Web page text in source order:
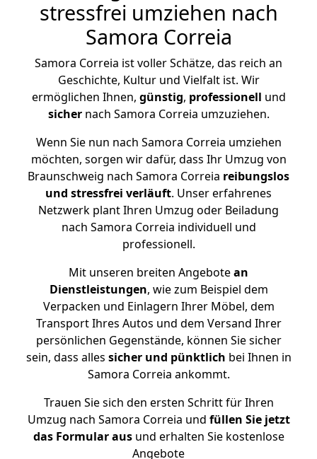
stressfrei umziehen nach
Samora Correia
Samora Correia ist voller Schätze, das reich an
Geschichte, Kultur und Vielfalt ist. Wir
ermöglichen Ihnen, günstig, professionell und
sichernach Samora Correia umzuziehen.
Wenn Sie nun nach Samora Correia umziehen
möchten, sorgen wir dafür, dass Ihr Umzug von
Braunschweig nach Samora Correia reibungslos
und stressfrei verläuft. Unser erfahrenes
Netzwerk plant Ihren Umzug oder Beiladung
nach Samora Correia individuell und
professionell.
Mit unseren breiten Angebotean
Dienstleistungen, wie zum Beispiel dem
Verpacken und Einlagern Ihrer Möbel, dem
Transport Ihres Autos und dem Versand Ihrer
persönlichen Gegenstände, können Sie sicher
sein, dass alles sicher und pünktlich bei Ihnen in
Samora Correia ankommt.
Trauen Sie sich den ersten Schritt für Ihren
Umzug nach Samora Correia und füllen Sie jetzt
das Formular ausund erhalten Sie kostenlose
Angebote